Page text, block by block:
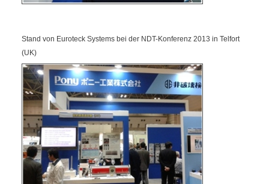
Stand von Euroteck Systems bei der NDT-Konferenz 2013 in Telfort
(UK)